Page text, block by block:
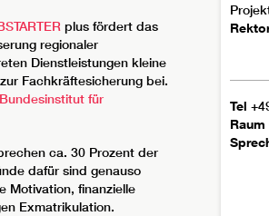
plus fördert das
regionaler
Dienstleistungen kleine
Fachkräftesicherung bei.
Bundesinstitut für
ca. 30 Prozent der
dafür sind genauso
Motivation, finanzielle
Exmatrikulation.
Tel
Raum